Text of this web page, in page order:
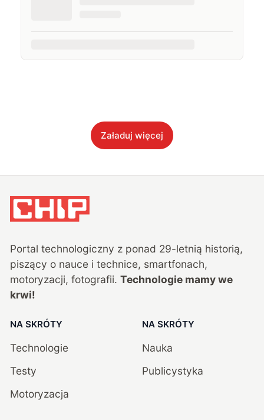
Załaduj więcej
Portal technologiczny z ponad 29-letnią historią,
piszący o nauce i technice, smartfonach,
motoryzacji, fotografii. Technologie mamy we
krwi!
NA SKRÓTY
Technologie
Testy
Motoryzacja
NA SKRÓTY
Nauka
Publicystyka